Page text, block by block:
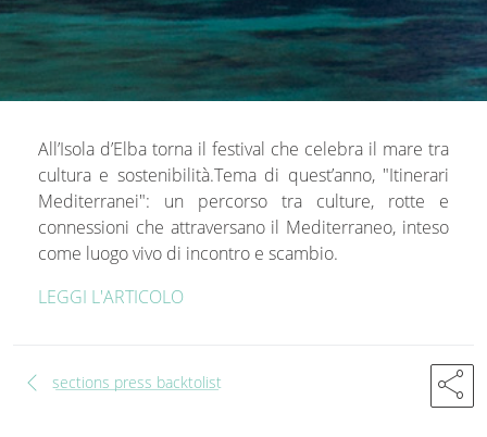
All’Isola d’Elba torna il festival che celebra il mare tra
cultura e sostenibilità.Tema di quest’anno, "Itinerari
Mediterranei": un percorso tra culture, rotte e
connessioni che attraversano il Mediterraneo, inteso
come luogo vivo di incontro e scambio.
LEGGI L'ARTICOLO
chevron_left sections press backtolist share